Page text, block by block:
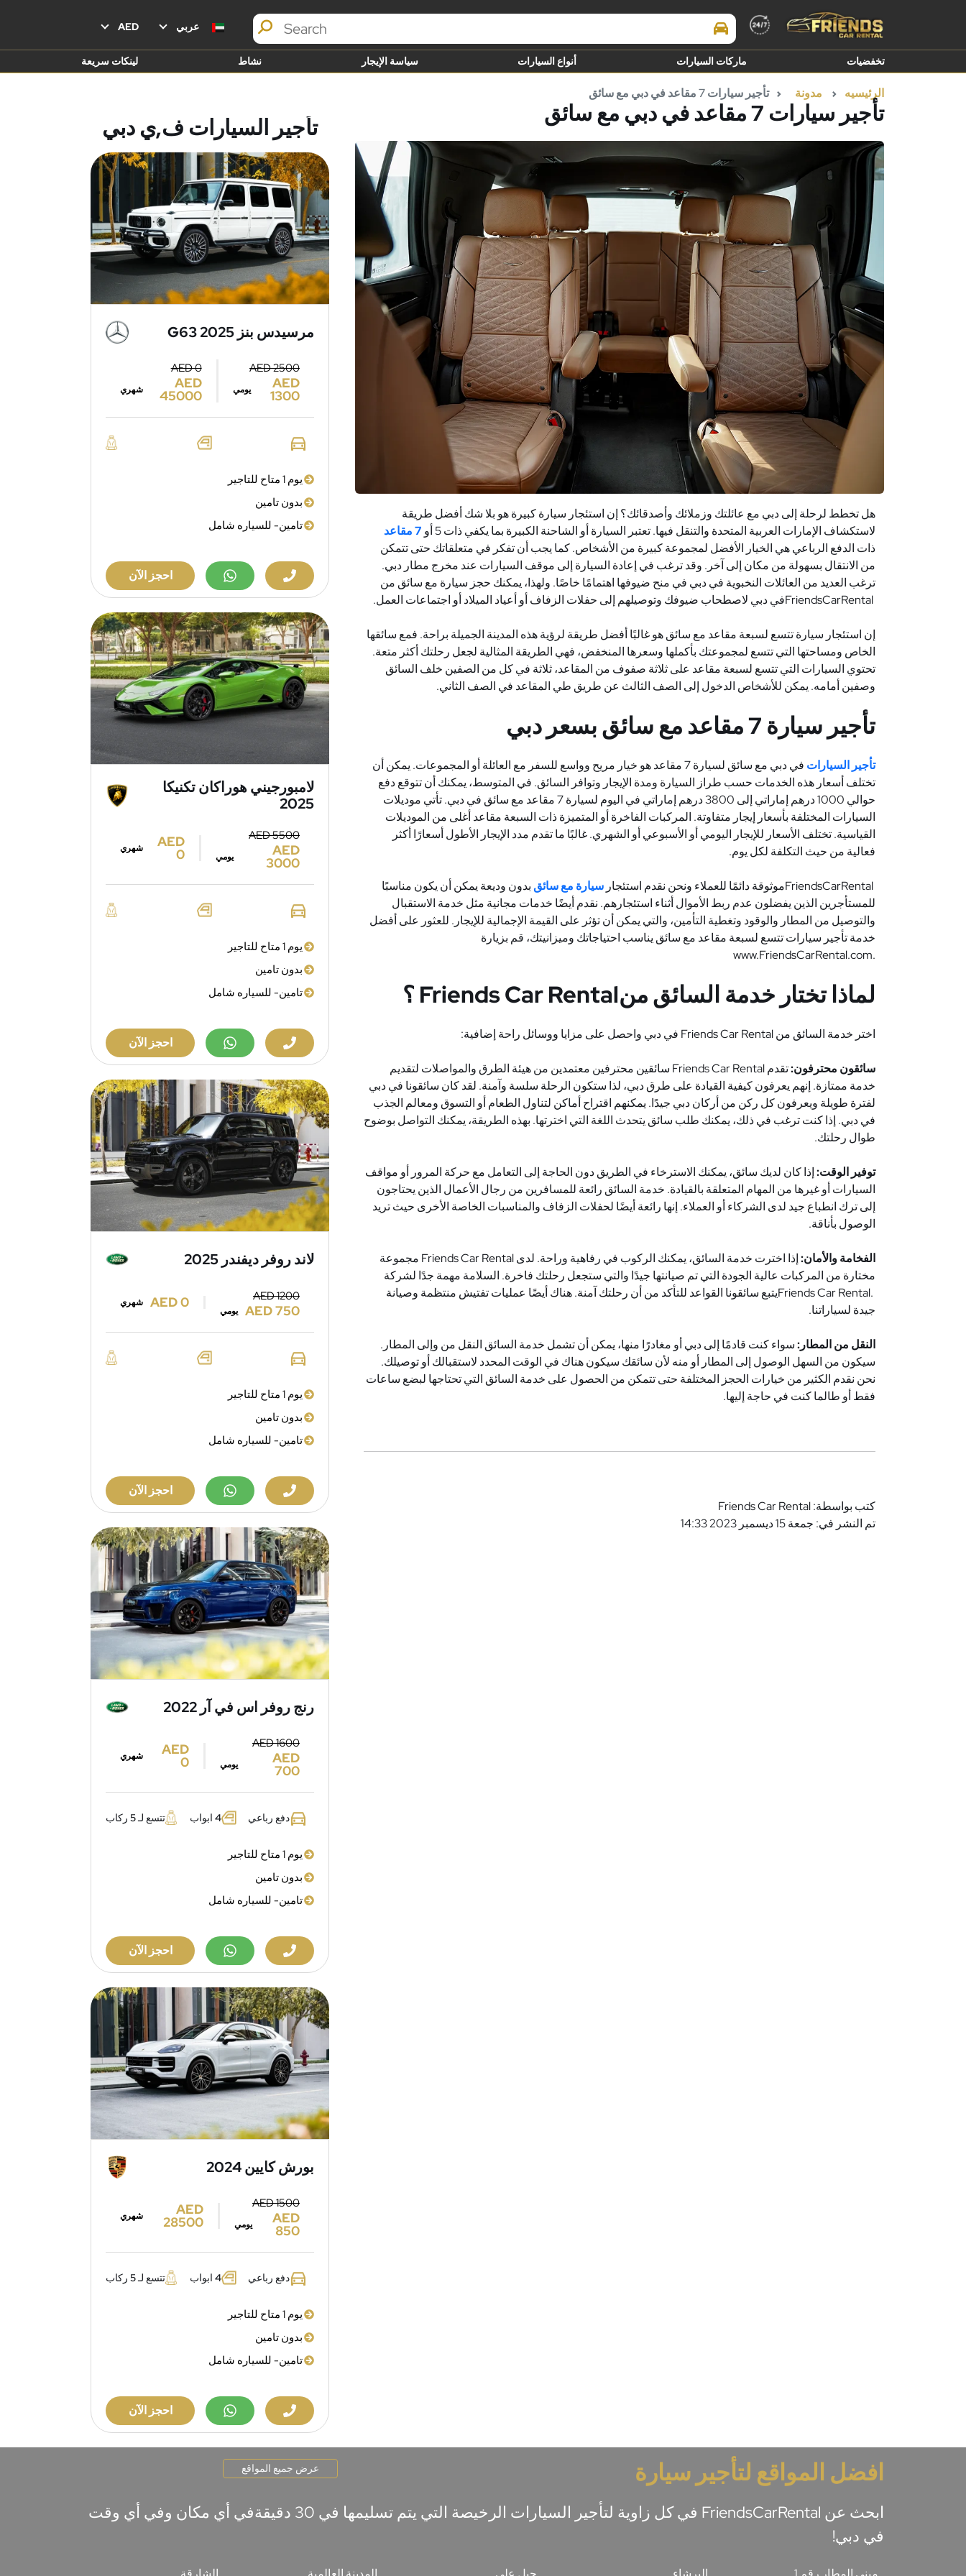
Search Brands عربي AED
تخفضيات ماركات السيارات أنواع السيارات سياسة الإيجار نشاط لينكات سريعة
الرئيسيه مدونة تأجير سيارات 7 مقاعد في دبي مع سائق
تأجير سيارات 7 مقاعد في دبي مع سائق
هل تخطط لرحلة إلى دبي مع عائلتك وزملائك وأصدقائك؟ إن استئجار سيارة كبيرة هو بلا شك أفضل طريقة
لاستكشاف الإمارات العربية المتحدة والتنقل فيها. تعتبر السيارة أو الشاحنة الكبيرة بما يكفي ذات 5 أو
7 مقاعد
ذات الدفع الرباعي هي الخيار الأفضل لمجموعة كبيرة من الأشخاص. كما يجب أن تفكر في متعلقاتك حتى تتمكن
من الانتقال بسهولة من مكان إلى آخر. وقد ترغب في إعادة السيارة إلى موقف السيارات عند مخرج مطار دبي.
ترغب العديد من العائلات النخبوية في دبي في منح ضيوفها اهتمامًا خاصًا. ولهذا، يمكنك حجز سيارة مع سائق من
FriendsCarRentalفي دبي لاصطحاب ضيوفك وتوصيلهم إلى حفلات الزفاف أو أعياد الميلاد أو اجتماعات العمل.
إن استئجار سيارة تتسع لسبعة مقاعد مع سائق هو غالبًا أفضل طريقة لرؤية هذه المدينة الجميلة براحة. فمع سائقها
الخاص ومساحتها التي تتسع لمجموعتك بأكملها وسعرها المنخفض، فهي الطريقة المثالية لجعل رحلتك أكثر متعة.
تحتوي السيارات التي تتسع لسبعة مقاعد على ثلاثة صفوف من المقاعد، ثلاثة في كل من الصفين خلف السائق
وصفين أمامه. يمكن للأشخاص الدخول إلى الصف الثالث عن طريق طي المقاعد في الصف الثاني.
تأجير سيارة 7 مقاعد مع سائق بسعر دبي
تأجير السيارات
في دبي مع سائق لسيارة 7 مقاعد هو خيار مريح وواسع للسفر مع العائلة أو المجموعات. يمكن أن
تختلف أسعار هذه الخدمات حسب طراز السيارة ومدة الإيجار وتوافر السائق. في المتوسط، يمكنك أن تتوقع دفع
حوالي 1000 درهم إماراتي إلى 3800 درهم إماراتي في اليوم لسيارة 7 مقاعد مع سائق في دبي. تأتي موديلات
السيارات المختلفة بأسعار إيجار متفاوتة. المركبات الفاخرة أو المتميزة ذات السبعة مقاعد أغلى من الموديلات
القياسية. تختلف الأسعار للإيجار اليومي أو الأسبوعي أو الشهري. غالبًا ما تقدم مدد الإيجار الأطول أسعارًا أكثر
فعالية من حيث التكلفة لكل يوم.
FriendsCarRentalموثوقة دائمًا للعملاء ونحن نقدم استئجار سيارة مع سائق بدون وديعة يمكن أن يكون مناسبًا
للمستأجرين الذين يفضلون عدم ربط الأموال أثناء استئجارهم. نقدم أيضًا خدمات مجانية مثل خدمة الاستقبال
والتوصيل من المطار والوقود وتغطية التأمين، والتي يمكن أن تؤثر على القيمة الإجمالية للإيجار. للعثور على أفضل
خدمة تأجير سيارات تتسع لسبعة مقاعد مع سائق يناسب احتياجاتك وميزانيتك، قم بزيارة
www.FriendsCarRental.com.
لماذا تختار خدمة السائق منFriends Car Rental ؟
اختر خدمة السائق منFriends Car Rental في دبي واحصل على مزايا ووسائل راحة إضافية:
سائقون محترفون:تقدمFriends Car Rental سائقين محترفين معتمدين من هيئة الطرق والمواصلات لتقديم
خدمة ممتازة. إنهم يعرفون كيفية القيادة على طرق دبي، لذا ستكون الرحلة سلسة وآمنة. لقد كان سائقونا في دبي
لفترة طويلة ويعرفون كل ركن من أركان دبي جيدًا. يمكنهم اقتراح أماكن لتناول الطعام أو التسوق ومعالم الجذب
في دبي. إذا كنت ترغب في ذلك، يمكنك طلب سائق يتحدث اللغة التي اخترتها. بهذه الطريقة، يمكنك التواصل بوضوح
طوال رحلتك.
توفير الوقت:إذا كان لديك سائق، يمكنك الاسترخاء في الطريق دون الحاجة إلى التعامل مع حركة المرور أو مواقف
السيارات أو غيرها من المهام المتعلقة بالقيادة. خدمة السائق رائعة للمسافرين من رجال الأعمال الذين يحتاجون
إلى ترك انطباع جيد لدى الشركاء أو العملاء. إنها رائعة أيضًا لحفلات الزفاف والمناسبات الخاصة الأخرى حيث تريد
الوصول بأناقة.
الفخامة والأمان:إذا اخترت خدمة السائق، يمكنك الركوب في رفاهية وراحة. لدىFriends Car Rental مجموعة
مختارة من المركبات عالية الجودة التي تم صيانتها جيدًا والتي ستجعل رحلتك فاخرة. السلامة مهمة جدًا لشركة
Friends Car Rental.يتبع سائقونا القواعد للتأكد من أن رحلتك آمنة. هناك أيضًا عمليات تفتيش منتظمة وصيانة
جيدة لسياراتنا.
النقل من المطار:سواء كنت قادمًا إلى دبي أو مغادرًا منها، يمكن أن تشمل خدمة السائق النقل من وإلى المطار.
سيكون من السهل الوصول إلى المطار أو منه لأن سائقك سيكون هناك في الوقت المحدد لاستقبالك أو توصيلك.
نحن نقدم الكثير من خيارات الحجز المختلفة حتى تتمكن من الحصول على خدمة السائق التي تحتاجها لبضع ساعات
فقط أو طالما كنت في حاجة إليها.
كتب بواسطة: Friends Car Rental
تم النشر في: جمعة 15 ديسمبر 2023 14:33
تأجير السيارات ف,ي دبي
مرسيدس بنز G63 2025
AED 2500
AED
1300 يومي
AED 0
AED
45000 شهري
يوم 1 متاح للتاجير
بدون تامين
تامين- للسياره شامل
احجز الآن
لامبورجيني هوراكان تكنيكا
2025
AED 5500
AED
3000 يومي
AED
0 شهري
يوم 1 متاح للتاجير
بدون تامين
تامين- للسياره شامل
احجز الآن
لاند روفر ديفندر 2025
AED 1200
AED 750 يومي
AED 0 شهري
يوم 1 متاح للتاجير
بدون تامين
تامين- للسياره شامل
احجز الآن
رنج روفر اس في آر 2022
AED 1600
AED
700 يومي
AED
0 شهري
دفع رباعي 4 ابواب تتسع لـ 5 ركاب
يوم 1 متاح للتاجير
بدون تامين
تامين- للسياره شامل
احجز الآن
بورش كايين 2024
AED 1500
AED
850 يومي
AED
28500 شهري
دفع رباعي 4 ابواب تتسع لـ 5 ركاب
يوم 1 متاح للتاجير
بدون تامين
تامين- للسياره شامل
احجز الآن
افضل المواقع لتأجير سيارة عرض جميع المواقع
ابحث عن FriendsCarRental في كل زاوية لتأجير السيارات الرخيصة التي يتم تسليمها في 30 دقيقةفي أي مكان وفي أي وقت
في دبي!